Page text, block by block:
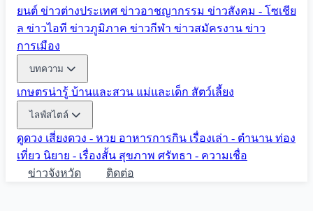
ยนต์ ข่าวต่างประเทศ ข่าวอาชญากรรม ข่าวสังคม - โซเชีย
ล ข่าวไอที ข่าวภูมิภาค ข่าวกีฬา ข่าวสมัครงาน ข่าว
การเมือง
บทความ
เกษตรน่ารู้ บ้านและสวน แม่และเด็ก สัตว์เลี้ยง
ไลฟ์สไตล์
ดูดวง เสี่ยงดวง - หวย อาหารการกิน เรื่องเล่า - ตำนาน ท่อง
เที่ยว นิยาย - เรื่องสั้น สุขภาพ ศรัทธา - ความเชื่อ
ข่าวจังหวัด
ติดต่อ